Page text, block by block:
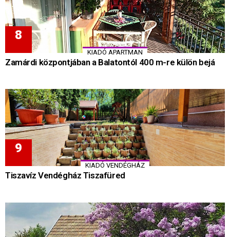
KIADÓ APARTMAN
Zamárdi központjában a Balatontól 400 m-re külön bejá
KIADÓ VENDÉGHÁZ
Tiszavíz Vendégház Tiszafüred